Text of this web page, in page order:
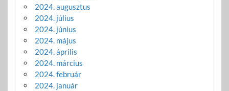
2024. augusztus
2024. július
2024. június
2024. május
2024. április
2024. március
2024. február
2024. január